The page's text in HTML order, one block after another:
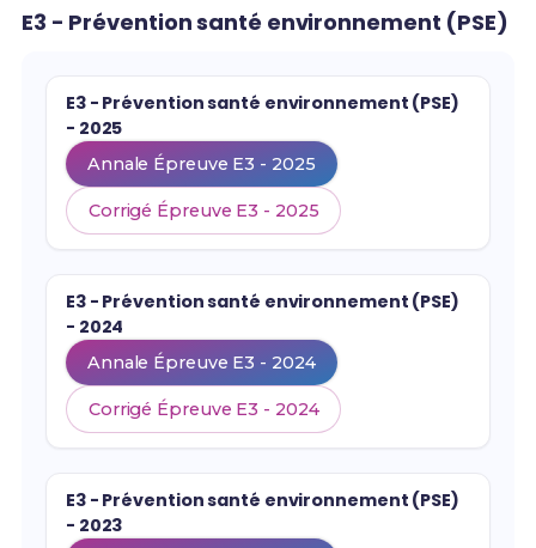
E3 - Prévention santé environnement (PSE)
E3 - Prévention santé environnement (PSE)
- 2025
Annale Épreuve E3 - 2025
Corrigé Épreuve E3 - 2025
E3 - Prévention santé environnement (PSE)
- 2024
Annale Épreuve E3 - 2024
Corrigé Épreuve E3 - 2024
E3 - Prévention santé environnement (PSE)
- 2023